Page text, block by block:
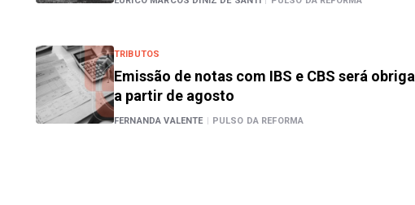
TRIBUTOS
Emissão de notas com IBS e CBS será
a partir de agosto
FERNANDA VALENTE | PULSO DA REFORMA